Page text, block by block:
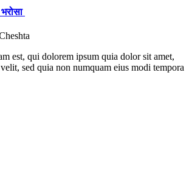
भरोसा
est, qui dolorem ipsum quia dolor sit amet,
sed quia non numquam eius modi tempora